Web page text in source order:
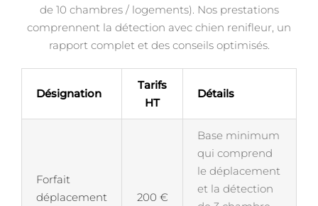
de 10 chambres / logements). Nos prestations
comprennent la détection avec chien renifleur, un
rapport complet et des conseils optimisés.
Désignation
Tarifs
HT
Détails
Forfait
déplacement
200 €
Base minimum
qui comprend
le déplacement
et la détection